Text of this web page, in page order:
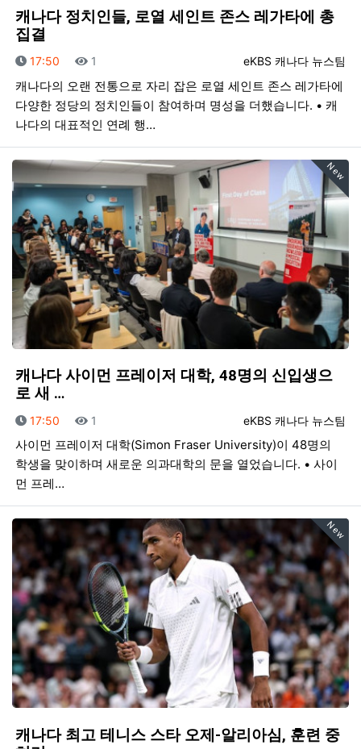
캐나다 정치인들, 로열 세인트 존스 레가타에 총
집결
등록자
eKBS 캐나다 뉴스팀
등록일
17:50 조회
1
캐나다의 오랜 전통으로 자리 잡은 로열 세인트 존스 레가타에
다양한 정당의 정치인들이 참여하며 명성을 더했습니다. • 캐
나다의 대표적인 연례 행…
New
캐나다 사이먼 프레이저 대학, 48명의 신입생으
로 새 …
등록자
eKBS 캐나다 뉴스팀
등록일
17:50 조회
1
사이먼 프레이저 대학(Simon Fraser University)이 48명의
학생을 맞이하며 새로운 의과대학의 문을 열었습니다. • 사이
먼 프레…
New
캐나다 최고 테니스 스타 오제-알리아심, 훈련 중